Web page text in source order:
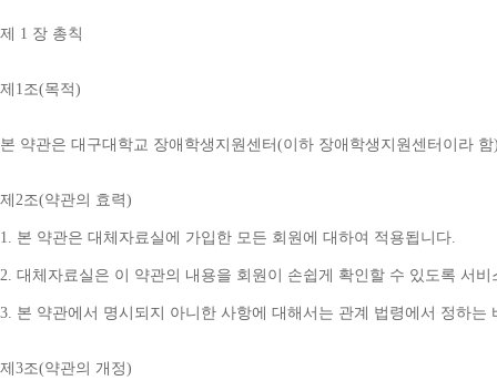
제 1 장 총칙
제 1조(목적)
본 약관은 대구대학교 장애학생지원센터 (이하 장애학생지원센터이라 함
제 2조(약관의 효력)
1. 본 약관은 대체자료실에 가입한 모든 회원에 대하여 적용됩니다.
2. 대체자료실은 이 약관의 내용을 회원이 손쉽게 확인할 수 있도록 서
3. 본 약관에서 명시되지 아니한 사항에 대해서는 관계 법령에서 정하는
제 3조(약관의 개정)